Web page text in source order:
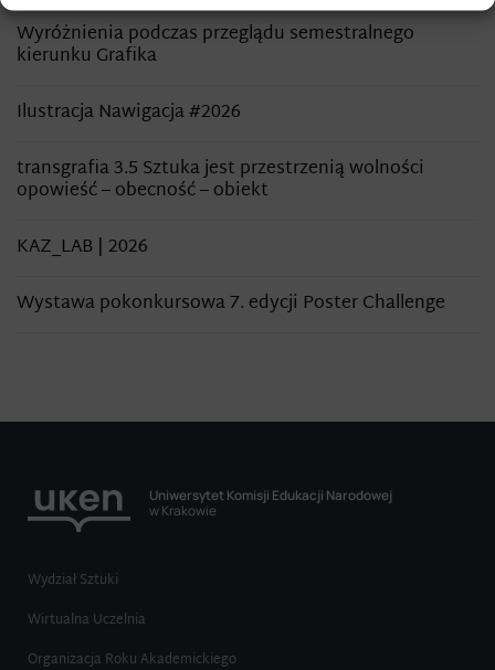
Wyróżnienia podczas przeglądu semestralnego
kierunku Grafika
Ilustracja Nawigacja #2026
transgrafia 3.5 Sztuka jest przestrzenią wolności
opowieść – obecność – obiekt
KAZ_LAB | 2026
Wystawa pokonkursowa 7. edycji Poster Challenge
Uniwersytet Komisji Edukacji Narodowej
w Krakowie
Wydział Sztuki
Wirtualna Uczelnia
Organizacja Roku Akademickiego